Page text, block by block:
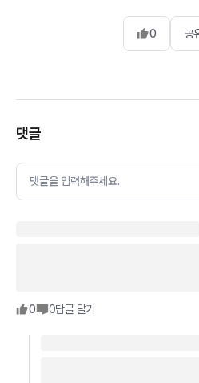
0 공
댓글
댓글을 입력해주세요.
0 0답글 달기